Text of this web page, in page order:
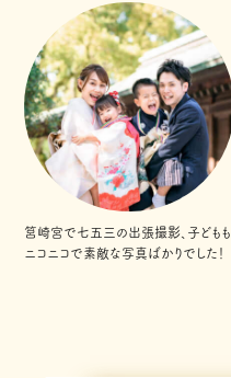
筥崎宮で七五三の出張撮影、子どもも
ニコニコで素敵な写真ばかりでした！